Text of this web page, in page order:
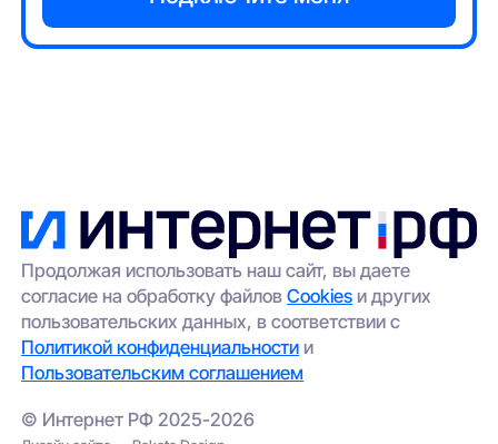
Продолжая использовать наш сайт, вы даете
согласие на обработку файловCookies и других
пользовательских данных, в соответствии с
Политикой конфиденциальности и
Пользовательским соглашением
© Интернет РФ 2025-2026